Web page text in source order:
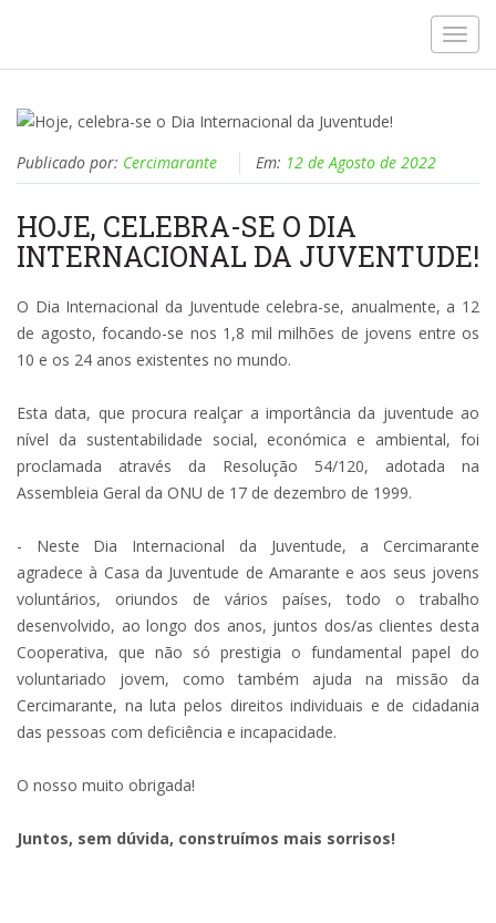
Publicado por: Cercimarante Em: 12 de Agosto de 2022
HOJE, CELEBRA-SE O DIA
INTERNACIONAL DA JUVENTUDE!
O Dia Internacional da Juventude celebra-se, anualmente, a 12
de agosto, focando-se nos 1,8 mil milhões de jovens entre os
10 e os 24 anos existentes no mundo.
Esta data, que procura realçar a importância da juventude ao
nível da sustentabilidade social, económica e ambiental, foi
proclamada através da Resolução 54/120, adotada na
Assembleia Geral da ONU de 17 de dezembro de 1999.
- Neste Dia Internacional da Juventude, a Cercimarante
agradece à Casa da Juventude de Amarante e aos seus jovens
voluntários, oriundos de vários países, todo o trabalho
desenvolvido, ao longo dos anos, juntos dos/as clientes desta
Cooperativa, que não só prestigia o fundamental papel do
voluntariado jovem, como também ajuda na missão da
Cercimarante, na luta pelos direitos individuais e de cidadania
das pessoas com deficiência e incapacidade.
O nosso muito obrigada!
Juntos, sem dúvida, construímos mais sorrisos!